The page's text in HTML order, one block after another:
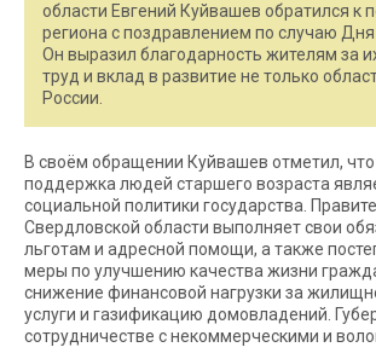
области Евгений Куйвашев обратился к
региона с поздравлением по случаю Дня
Он выразил благодарность жителям за
труд и вклад в развитие не только
России.
В своём обращении Куйвашев отметил, что
поддержка людей старшего возраста
социальной политики государства.
Свердловской области выполняет свои
льготам и адресной помощи, а также
меры по улучшению качества жизни
снижение финансовой нагрузки за
услуги и газификацию домовладений.
сотрудничестве с некоммерческими и